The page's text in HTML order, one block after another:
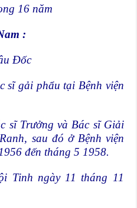
16 năm
:
Đốc
phẩu tại Bệnh viện
và Bác sĩ Giải
sau đó ở Bệnh viện
đến tháng 5 1958.
Tinh ngày 11 tháng 11